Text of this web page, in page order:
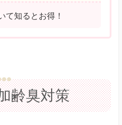
て知るとお得！
齢臭対策